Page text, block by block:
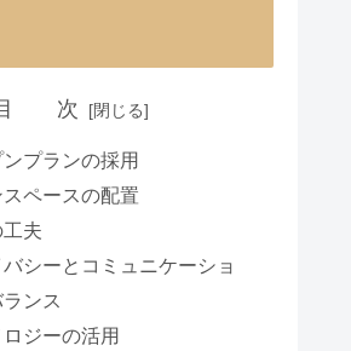
次
プランの採用
スペースの配置
夫
シーとコミュニケーショ
ンス
ジーの活用